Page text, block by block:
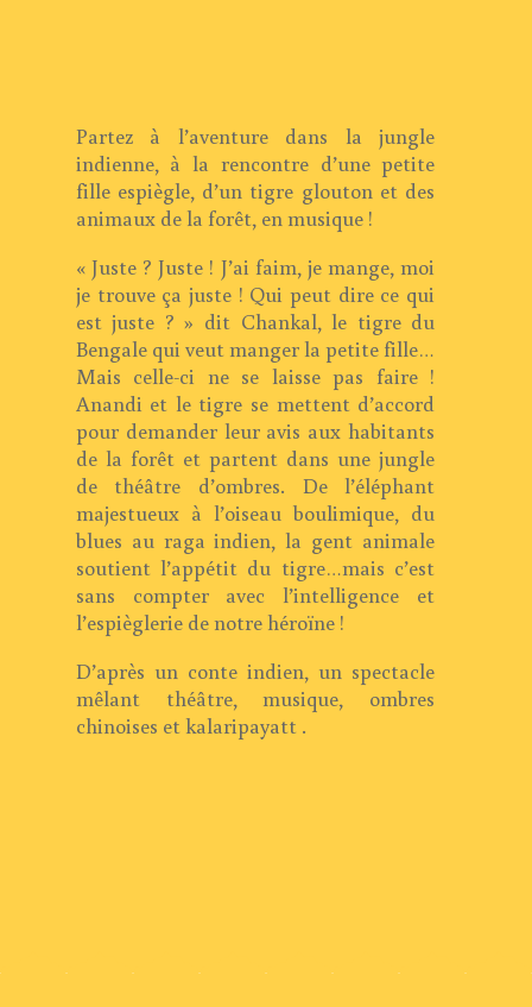
Partez à l’aventure dans la jungle
indienne, à la rencontre d’une petite
fille espiègle, d’un tigre glouton et des
animaux de la forêt, en musique !
« Juste ? Juste ! J’ai faim, je mange, moi
je trouve ça juste ! Qui peut dire ce qui
est juste ? » dit Chankal, le tigre du
Bengale qui veut manger la petite fille…
Mais celle-ci ne se laisse pas faire !
Anandi et le tigre se mettent d’accord
pour demander leur avis aux habitants
de la forêt et partent dans une jungle
de théâtre d’ombres. De l’éléphant
majestueux à l’oiseau boulimique, du
blues au raga indien, la gent animale
soutient l’appétit du tigre…mais c’est
sans compter avec l’intelligence et
l’espièglerie de notre héroïne !
D’après un conte indien, un spectacle
mêlant théâtre, musique, ombres
chinoises et kalaripayatt .